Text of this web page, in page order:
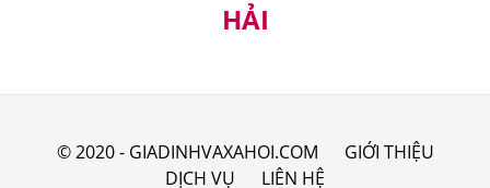
HẢI
© 2020 - GIADINHVAXAHOI.COM
GIỚI THIỆU
DỊCH VỤ
LIÊN HỆ